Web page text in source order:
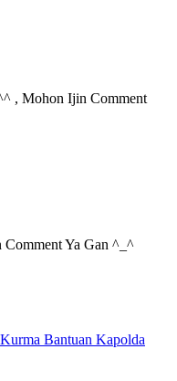
, Mohon Ijin Comment
Ya Gan ^_^
Bantuan Kapolda